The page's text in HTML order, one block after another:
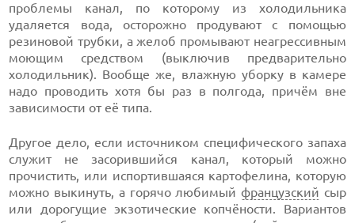
проблемы канал, по которому из холодильника
удаляется вода, осторожно продувают с помощью
резиновой трубки, а желоб промывают неагрессивным
моющим средством (выключив предварительно
холодильник). Вообще же, влажную уборку в камере
надо проводить хотя бы раз в полгода, причём вне
зависимости от её типа.
Другое дело, если источником специфического запаха
служит не засорившийся канал, который можно
прочистить, или испортившаяся картофелина, которую
можно выкинуть, а горячо любимыйфранцузский сыр
или дорогущие экзотические копчёности. Вариантов